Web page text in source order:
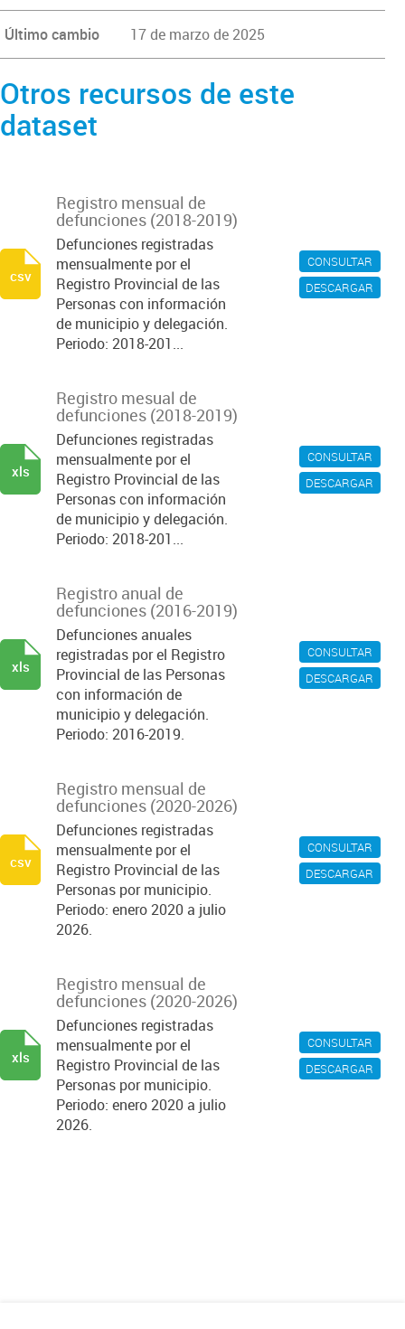
Último cambio 17 de marzo de 2025
Otros recursos de este
dataset
CONSULTAR
DESCARGAR
Registro mensual de
defunciones (2018-2019)
Defunciones registradas
mensualmente por el
Registro Provincial de las
Personas con información
de municipio y delegación.
Periodo: 2018-201...
csv
CONSULTAR
DESCARGAR
Registro mesual de
defunciones (2018-2019)
Defunciones registradas
mensualmente por el
Registro Provincial de las
Personas con información
de municipio y delegación.
Periodo: 2018-201...
xls
CONSULTAR
DESCARGAR
Registro anual de
defunciones (2016-2019)
Defunciones anuales
registradas por el Registro
Provincial de las Personas
con información de
municipio y delegación.
Periodo: 2016-2019.
xls
CONSULTAR
DESCARGAR
Registro mensual de
defunciones (2020-2026)
Defunciones registradas
mensualmente por el
Registro Provincial de las
Personas por municipio.
Periodo: enero 2020 a julio
2026.
csv
CONSULTAR
DESCARGAR
Registro mensual de
defunciones (2020-2026)
Defunciones registradas
mensualmente por el
Registro Provincial de las
Personas por municipio.
Periodo: enero 2020 a julio
2026.
xls